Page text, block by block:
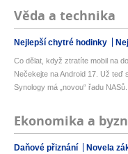
Věda a technika
Nejlepší chytré hodinky
Co dělat, když ztratíte mobil na
Nečekejte na Android 17. Už teď
Synology má „novou“ řadu
Ekonomika a
Daňové přiznání Novela